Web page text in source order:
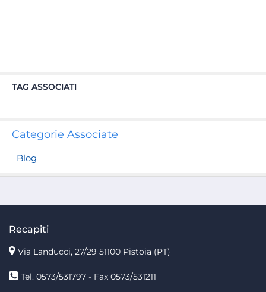
TAG ASSOCIATI
Categorie Associate
Blog
Recapiti
Via Landucci, 27/29 51100 Pistoia (PT)
Tel. 0573/531797 - Fax 0573/531211